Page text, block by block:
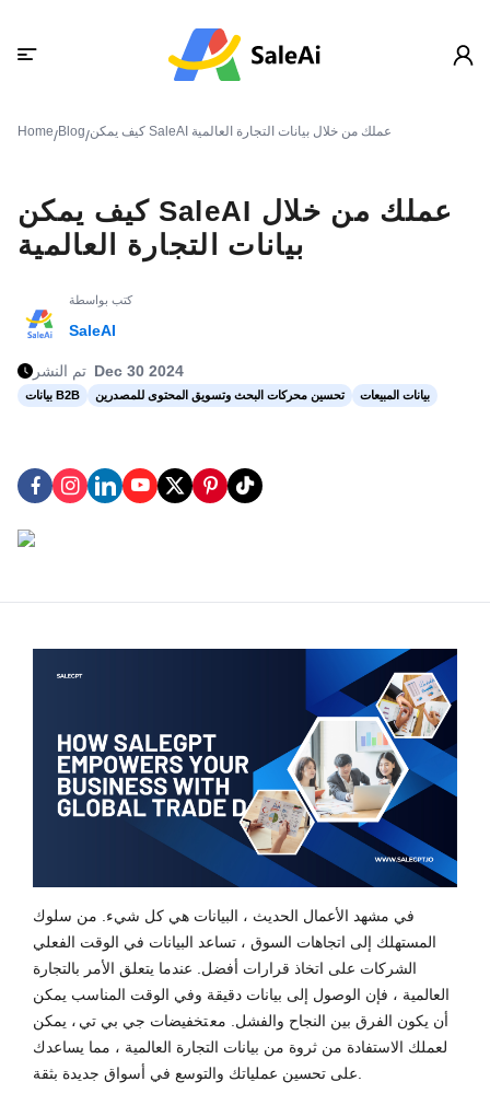
Home/Blog/ كيف يمكن SaleAI عملك من خلال بيانات التجارة العالمية
كيف يمكن SaleAI عملك من خلال
بيانات التجارة العالمية
كتب بواسطة
SaleAI
تم النشر Dec 30 2024
بيانات B2B تحسين محركات البحث وتسويق المحتوى للمصدرين بيانات المبيعات
في مشهد الأعمال الحديث ، البيانات هي كل شيء. من سلوك
المستهلك إلى اتجاهات السوق ، تساعد البيانات في الوقت الفعلي
الشركات على اتخاذ قرارات أفضل. عندما يتعلق الأمر بالتجارة
العالمية ، فإن الوصول إلى بيانات دقيقة وفي الوقت المناسب يمكن
أن يكون الفرق بين النجاح والفشل. معتخفيضات جي بي تي ، يمكن
لعملك الاستفادة من ثروة من بيانات التجارة العالمية ، مما يساعدك
على تحسين عملياتك والتوسع في أسواق جديدة بثقة.